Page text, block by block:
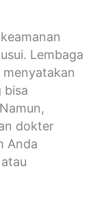
Lembaga
bisa
dokter
Anda